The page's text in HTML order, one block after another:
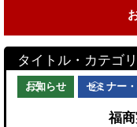
お知らせ セミナー
福